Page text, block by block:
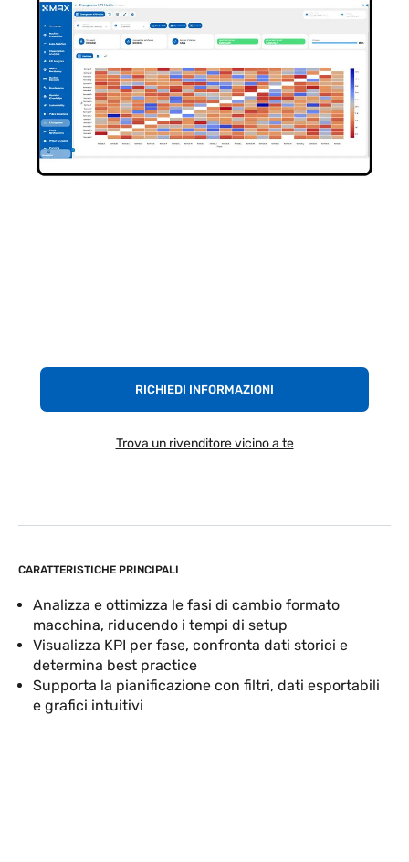
CARATTERISTICHE PRINCIPALI
Analizza e ottimizza le fasi di cambio formato
macchina, riducendo i tempi di setup
Visualizza KPI per fase, confronta dati storici e
determina best practice
Supporta la pianificazione con filtri, dati esportabili
e grafici intuitivi
RICHIEDI INFORMAZIONI
Trova un rivenditore vicino a te